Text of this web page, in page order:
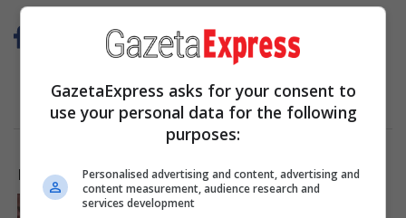
LAJME NGA INTERNETI
GazetaExpress asks for your consent to
use your personal data for the following
purposes:
Personalised advertising and content, advertising and
content measurement, audience research and
services development